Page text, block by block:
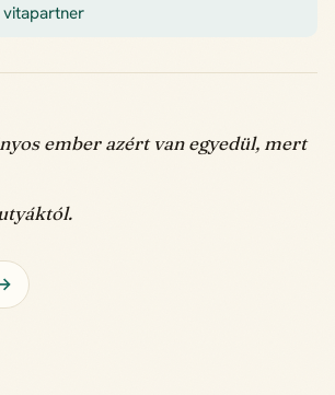
vitapartner
ember azért van egyedül, mert